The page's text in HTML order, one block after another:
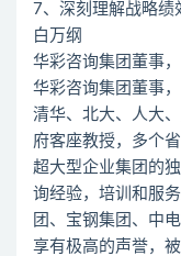
7、深刻理解战略绩
白万纲
华彩咨询集团董事
华彩咨询集团董事
清华、北大、人大
府客座教授，多个
超大型企业集团的
询经验，培训和服
团、宝钢集团、中
享有极高的声誉，被